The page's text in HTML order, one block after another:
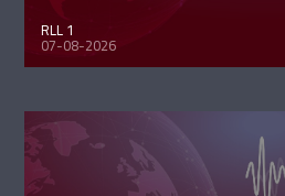
RLL 1
07-08-2026